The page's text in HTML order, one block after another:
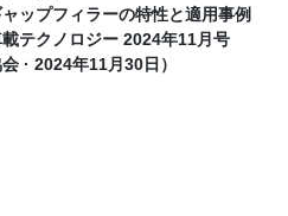
ップフィラーの特性と適用事例
テクノロジー 2024年11月号
· 2024年11月30日）